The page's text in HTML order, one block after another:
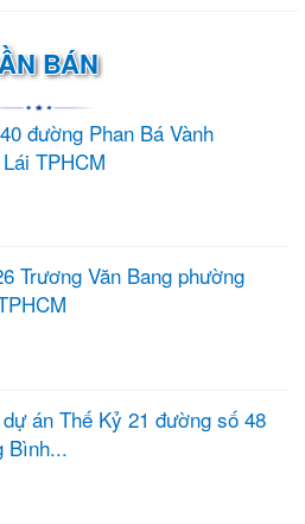
BÁN
đường Phan Bá Vành
TPHCM
Trương Văn Bang phường
án Thế Kỷ 21 đường số 48
Bình...